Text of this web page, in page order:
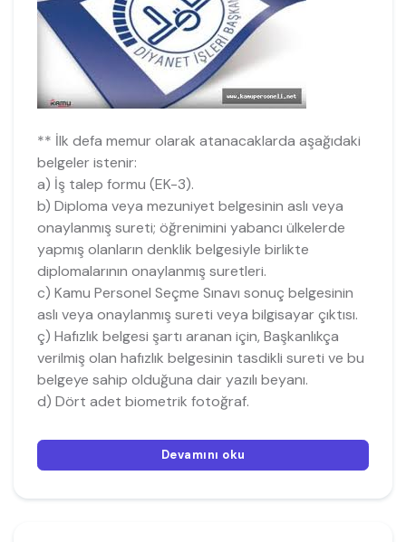
** İlk defa memur olarak atanacaklarda aşağıdaki
belgeler istenir:
a) İş talep formu (EK-3).
b) Diploma veya mezuniyet belgesinin aslı veya
onaylanmış sureti; öğrenimini yabancı ülkelerde
yapmış olanların denklik belgesiyle birlikte
diplomalarının onaylanmış suretleri.
c) Kamu Personel Seçme Sınavı sonuç belgesinin
aslı veya onaylanmış sureti veya bilgisayar çıktısı.
ç) Hafızlık belgesi şartı aranan için, Başkanlıkça
verilmiş olan hafızlık belgesinin tasdikli sureti ve bu
belgeye sahip olduğuna dair yazılı beyanı.
d) Dört adet biometrik fotoğraf.
Devamını oku